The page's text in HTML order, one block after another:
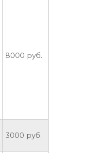
8000 руб.
3000 руб.